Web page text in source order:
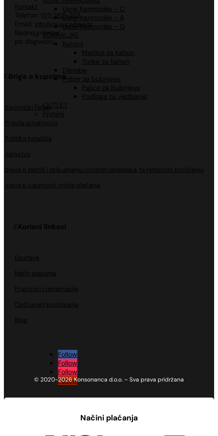
Usne harmonike - C
Usne harmonike - A
Usne harmonike - G
UDARALJKE
Kahoni
Metlice za kahon
Torbe za kahon
Djembe
Pribor za bubnjeve
Palice za bubnjeve
Podloge za vježbanje
OUTLET
Prsteni
Kontakt
Telefon: (01) 2921-253
Email: info@musicwheel.hr
Radno vrijeme:
po dogovoru
Briga o kupcima
Korisnički račun
Pravila privatnosti
Politika kolačića
Jamstvo
Izjava o zaštiti i prikupljanju osobnih podataka, te njihovom korištenju
Izjava o sigurnosti online plaćanja
Korisni linkovi
Dostava
Način plaćanja
Prigovori i reklamacije
Opći uvjeti poslovanja
Blog
Follow
Follow
Follow
Follow
© 2020-2026 Konsonanca d.o.o. – Sva prava pridržana
Načini plaćanja